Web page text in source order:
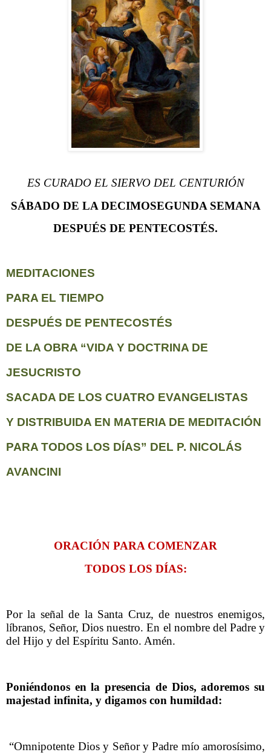
ES CURADO EL SIERVO DEL CENTURIÓN
SÁBADO DE LA DECIMOSEGUNDA SEMANA
DESPUÉS DE PENTECOSTÉS.
MEDITACIONES
PARA EL TIEMPO
DESPUÉS DE PENTECOSTÉS
DE LA OBRA “VIDA Y DOCTRINA DE
JESUCRISTO
SACADA DE LOS CUATRO EVANGELISTAS
Y DISTRIBUIDA EN MATERIA DE MEDITACIÓN
PARA TODOS LOS DÍAS” DEL P. NICOLÁS
AVANCINI
ORACIÓN PARA COMENZAR
TODOS LOS DÍAS:
Por la señal de la Santa Cruz, de nuestros enemigos,
líbranos, Señor, Dios nuestro. En el nombre del Padre y
del Hijo y del Espíritu Santo. Amén.
Poniéndonos en la presencia de Dios, adoremos su
majestad infinita, y digamos con humildad:
“Omnipotente Dios y Señor y Padre mío amorosísimo,